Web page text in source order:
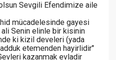
Sevgili Efendimize aile
mücadelesinde gayesi
ali Senin elinle bir kisinin
ki kizil develeri (yada
etemenden hayirlidir"
kazanmak evladir